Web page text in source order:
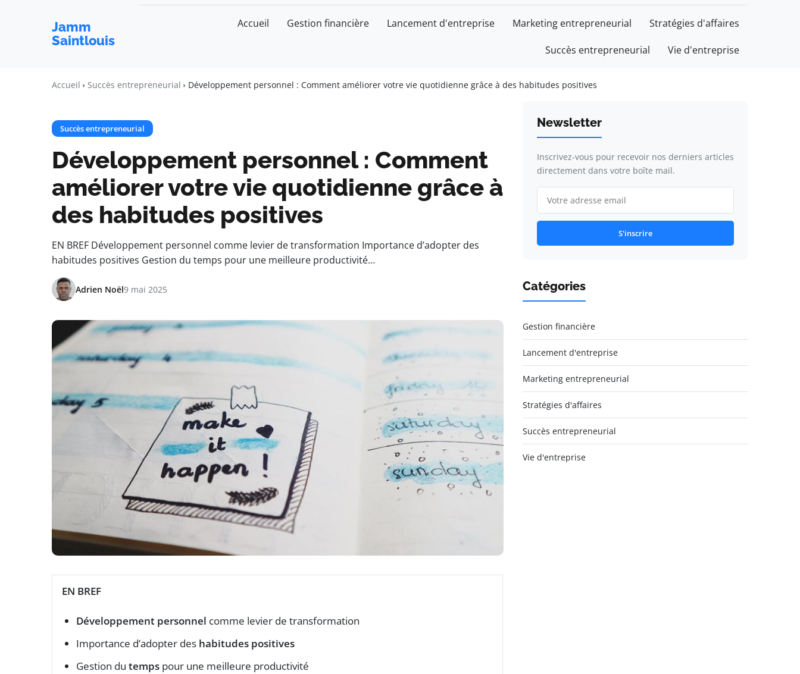
Jamm
Saintlouis
Accueil Gestion financière Lancement d'entreprise Marketing entrepreneurial Stratégies d'affaires
Succès entrepreneurial Vie d'entreprise
Accueil Succès entrepreneurial Développement personnel : Comment améliorer votre vie quotidienne grâce à des habitudes positives
Succès entrepreneurial
Développement personnel : Comment
améliorer votre vie quotidienne grâce à
des habitudes positives
EN BREF Développement personnel comme levier de transformation Importance d’adopter des
habitudes positives Gestion du temps pour une meilleure productivité…
Adrien Noël9 mai 2025
EN BREF
Développement personnel comme levier de transformation
Importance d’adopter des habitudes positives
Gestion du temps pour une meilleure productivité
Newsletter
Inscrivez-vous pour recevoir nos derniers articles
directement dans votre boîte mail.
S'inscrire
Catégories
Gestion financière
Lancement d'entreprise
Marketing entrepreneurial
Stratégies d'affaires
Succès entrepreneurial
Vie d'entreprise